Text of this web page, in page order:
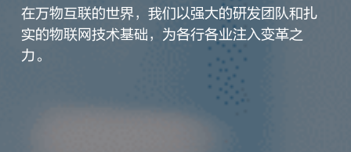
在万物互联的世界，我们以强大的研发团队和扎
实的物联网技术基础，为各行各业注入变革之
力。